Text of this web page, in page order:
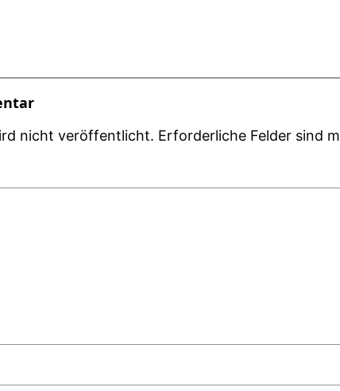
nicht veröffentlicht. Erforderliche Felder sind